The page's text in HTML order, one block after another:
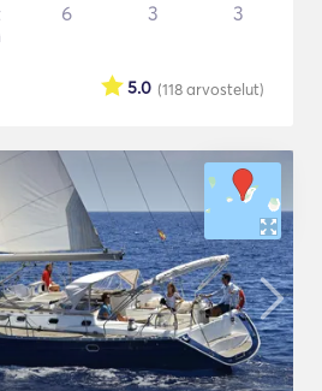
6 3 3
(118arvostelut)
5.0